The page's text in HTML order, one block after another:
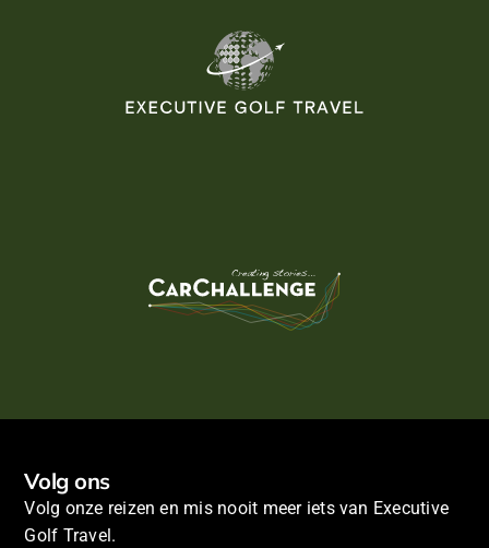
Volg ons
Volg onze reizen en mis nooit meer iets van Executive
Golf Travel.